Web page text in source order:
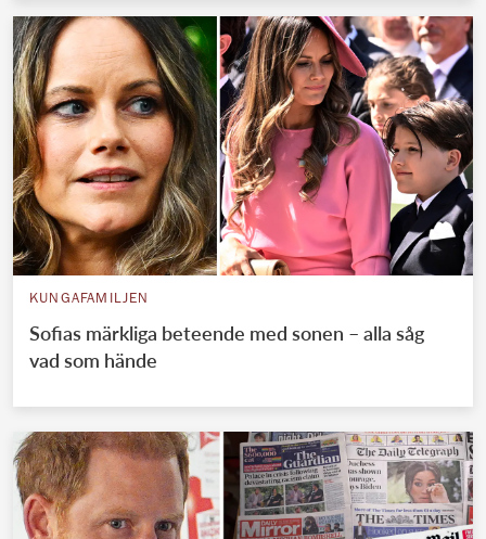
KUNGAFAMILJEN
Sofias märkliga beteende med sonen – alla såg
vad som hände